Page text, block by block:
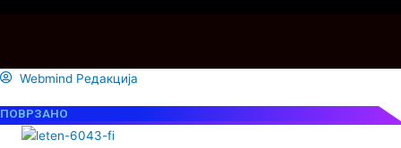
Webmind Редакција
ПОВРЗАНО